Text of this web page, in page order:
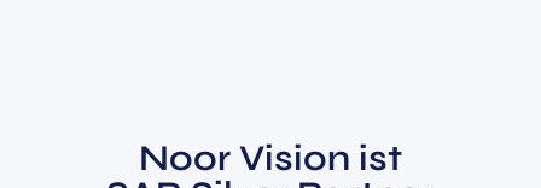
Noor Vision ist